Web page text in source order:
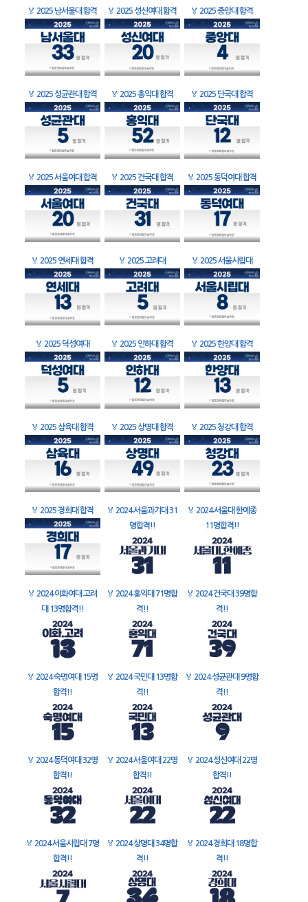
🏅 2025 남서울대 합격 🏅 2025 성신여대 합격 🏅 2025 중앙대 합격
🏅 2025 성균관대 합격 🏅 2025 홍익대 합격 🏅 2025 단국대 합격
🏅 2025 서울여대 합격 🏅 2025 건국대 합격 🏅 2025 동덕여대 합격
🏅 2025 연세대 합격 🏅 2025 고려대 🏅 2025 서울시립대
🏅 2025 덕성여대 🏅 2025 인하대 합격 🏅 2025 한양대 합격
🏅 2025 삼육대 합격 🏅 2025 상명대 합격 🏅 2025 청강대 합격
🏅 2025 경희대 합격 🏅 2024 서울과기대 31
명합격!!
🏅 2024 서울대 한예종
11명합격!!
🏅 2024 이화여대 고려
대 13명합격!!
🏅 2024 홍익대 71명합
격!!
🏅 2024 건국대 39명합
격!!
🏅 2024 숙명여대 15명
합격!!
🏅 2024 국민대 13명합
격!!
🏅 2024 성균관대 9명합
격!!
🏅 2024 동덕여대 32명
합격!!
🏅 2024 서울여대 22명
합격!!
🏅 2024 성신여대 22명
합격!!
🏅 2024 서울시립대 7명
합격!!
🏅 2024 상명대 34명합
격!!
🏅 2024 경희대 18명합
격!!